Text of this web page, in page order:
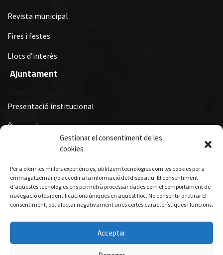
Gestionar el consentiment de les
cookies
Per a oferir les millors experiències, utilitzem tecnologies com les cookies per a
emmagatzemar i/o accedir a la informació del dispositiu. El consentiment
d'aquestes tecnologies ens permetrà processar dades com el comportament de
navegació o les identificacions úniques en aquest lloc. No consentir o retirar el
consentiment, pot afectar negativament unes certes característiques i funcions.
Acceptar
Revista municipal
Fires i festes
Llocs d’interès
Ajuntament
Presentació institucional
Òrgans de govern
Ordenances Fiscals, Ordenances i Reglaments i Subvencions i
Turisme
Allotjament